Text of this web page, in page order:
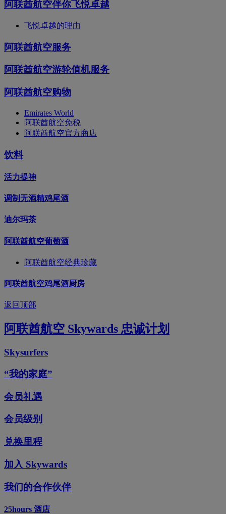
阿联酋航空伴你飞悦卓越
飞悦卓越的理由
阿联酋航空服务
阿联酋航空游轮值机服务
阿联酋航空购物
Emirates World
阿联酋航空免税
阿联酋航空官方商店
饮料
活力提神
调制无酒精鸡尾酒
迪尔玛茶
阿联酋航空葡萄酒
阿联酋航空经典珍藏
阿联酋航空鸡尾酒厨房
返回顶部
阿联酋航空 Skywards 忠诚计划
Skysurfers
“我的家庭”
会员礼遇
会员级别
兑换里程
加入 Skywards
我们的合作伙伴
25hours 酒店